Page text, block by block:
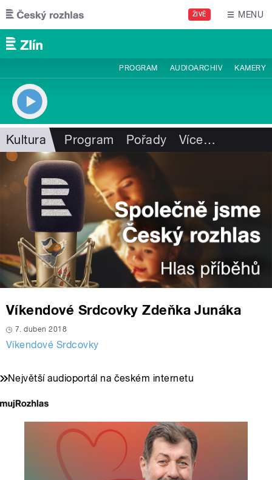
Přejít k hlavnímu obsahu
ŽIVĚ MENU
PROGRAM AUDIOARCHIV KAMERY
Kultura Program Pořady Více…
Víkendové Srdcovky Zdeňka Junáka
7. duben 2018
Víkendové Srdcovky
Největší audioportál na českém internetu